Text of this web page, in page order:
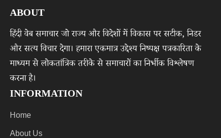
ABOUT
हिंदी वेब समाचार जो राज्य और विदेशों में विकास पर सटीक, निडर
और सत्य विचार देगा। हमारा एकमात्र उद्देश्य निष्पक्ष पत्रकारिता के
माध्यम से लोकतांत्रिक तरीके से समाचारों का निर्भीक विश्लेषण
करना है।
INFORMATION
Home
About Us